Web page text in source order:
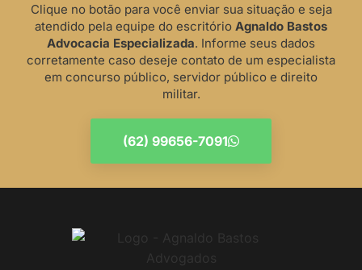
Clique no botão para você enviar sua situação e seja
atendido pela equipe do escritório Agnaldo Bastos
Advocacia Especializada. Informe seus dados
corretamente caso deseje contato de um especialista
em concurso público, servidor público e direito
militar.
(62) 99656-7091